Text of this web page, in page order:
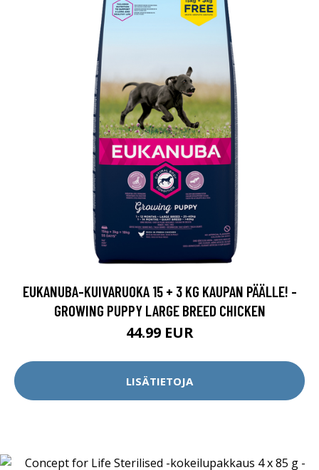
EUKANUBA-KUIVARUOKA 15 + 3 KG KAUPAN PÄÄLLE! -
GROWING PUPPY LARGE BREED CHICKEN
44.99 EUR
LISÄTIETOJA